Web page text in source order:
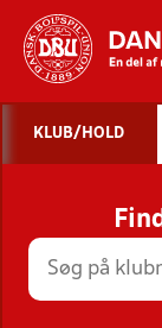
KLUB/HOLD